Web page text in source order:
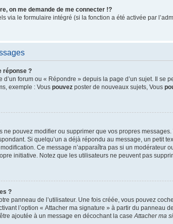
on me demande de me connecter !?
via le formulaire intégré (si la fonction a été activée par
réponse ?
forum ou « Répondre » depuis la page d’un sujet. Il
exemple : Vous pouvez poster de nouveaux sujets, Vous
ne pouvez modifier ou supprimer que vos propres
Si quelqu’un a déjà répondu au message, un petit
Ce message n’apparaîtra pas si un
initiative. Notez que les utilisateurs ne peuvent pas
?
panneau de l’utilisateur. Une fois créée, vous pouvez
l’option « Attacher ma signature » à partir du panneau
ajoutée à un message en décochant la caseAttacher ma